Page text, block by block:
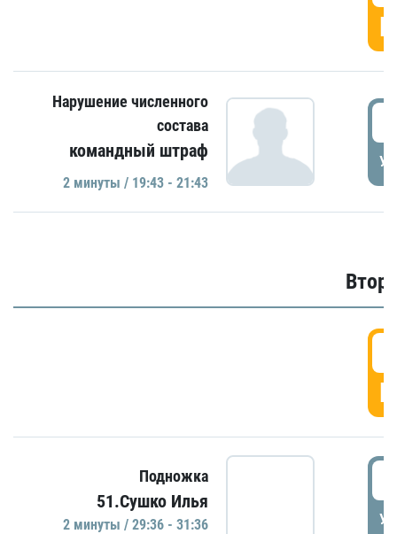
Нарушение численного
состава
командный штраф
2 минуты / 19:43 - 21:43
Подножка
51.Сушко Илья
2 минуты / 29:36 - 31:36